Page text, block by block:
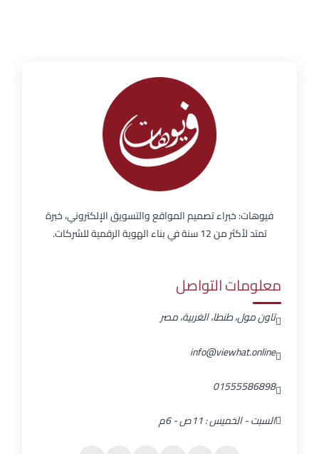
فيوهات: خبراء تصميم المواقع والتسويق الإلكتروني، خبرة
تمتد لأكثر من 12 سنة في بناء الهوية الرقمية للشركات.
معلومات التواصل
تاون مول، طنطا، الغربية، مصر
info@viewhat.online
01555586898
السبت - الخميس : 11ص - 6م